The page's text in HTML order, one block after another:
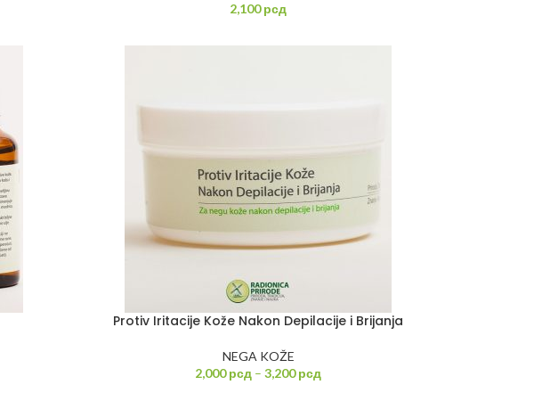
2,100рсд
Protiv Iritacije Kože Nakon Depilacije i Brijanja
NEGA KOŽE
2,000рсд – 3,200рсд